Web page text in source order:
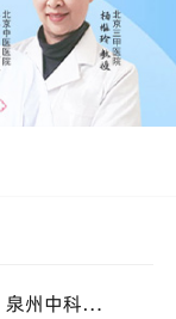
【福建夏秋交替】泉州中科白癜风医院，白癜风患者，入秋之后洗澡习惯也要多注意